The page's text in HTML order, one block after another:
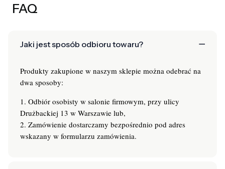
FAQ
Jaki jest sposób odbioru towaru?
Produkty zakupione w naszym sklepie można odebrać na
dwa sposoby:
1. Odbiór osobisty w salonie firmowym, przy ulicy
Drużbackiej 13 w Warszawie lub,
2. Zamówienie dostarczamy bezpośrednio pod adres
wskazany w formularzu zamówienia.